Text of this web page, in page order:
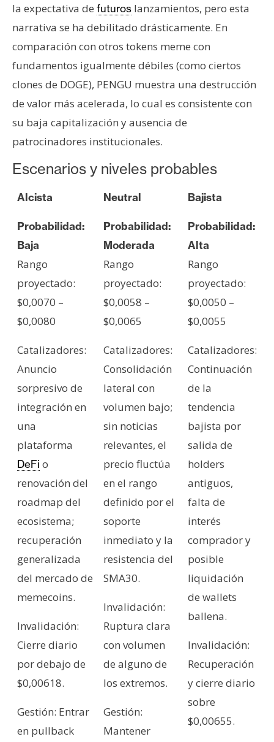
la expectativa de futuros lanzamientos, pero esta
narrativa se ha debilitado drásticamente. En
comparación con otros tokens meme con
fundamentos igualmente débiles (como ciertos
clones de DOGE), PENGU muestra una destrucción
de valor más acelerada, lo cual es consistente con
su baja capitalización y ausencia de
patrocinadores institucionales.
Escenarios y niveles probables
Alcista Neutral Bajista
Probabilidad:
Baja
Rango
proyectado:
$0,0070 –
$0,0080
Catalizadores:
Anuncio
sorpresivo de
integración en
una
plataforma
DeFi o
renovación del
roadmap del
ecosistema;
recuperación
generalizada
del mercado de
memecoins.
Invalidación:
Cierre diario
por debajo de
$0,00618.
Gestión: Entrar
en pullback
Probabilidad:
Moderada
Rango
proyectado:
$0,0058 –
$0,0065
Catalizadores:
Consolidación
lateral con
volumen bajo;
sin noticias
relevantes, el
precio fluctúa
en el rango
definido por el
soporte
inmediato y la
resistencia del
SMA30.
Invalidación:
Ruptura clara
con volumen
de alguno de
los extremos.
Gestión:
Mantener
Probabilidad:
Alta
Rango
proyectado:
$0,0050 –
$0,0055
Catalizadores:
Continuación
de la
tendencia
bajista por
salida de
holders
antiguos,
falta de
interés
comprador y
posible
liquidación
de wallets
ballena.
Invalidación:
Recuperación
y cierre diario
sobre
$0,00655.